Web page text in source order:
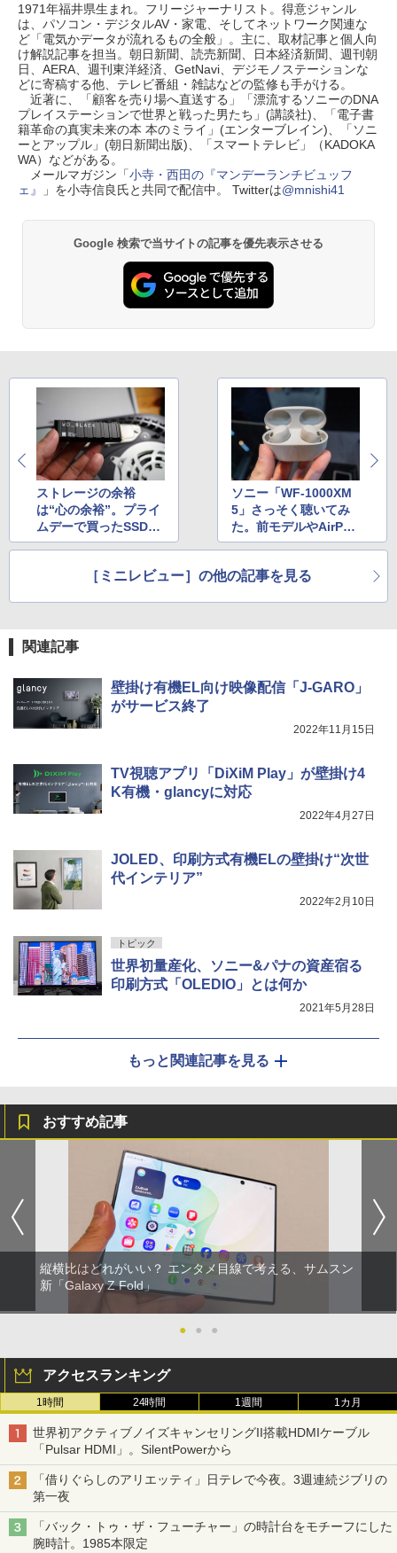
1971年福井県生まれ。フリージャーナリスト。得意ジャンル
は、パソコン・デジタルAV・家電、そしてネットワーク関連な
ど「電気かデータが流れるもの全般」。主に、取材記事と個人向
け解説記事を担当。朝日新聞、読売新聞、日本経済新聞、週刊朝
日、AERA、週刊東洋経済、GetNavi、デジモノステーションな
どに寄稿する他、テレビ番組・雑誌などの監修も手がける。
近著に、「顧客を売り場へ直送する」「漂流するソニーのDNA
プレイステーションで世界と戦った男たち」(講談社)、「電子書
籍革命の真実未来の本 本のミライ」(エンターブレイン)、「ソニ
ーとアップル」(朝日新聞出版)、「スマートテレビ」（KADOKA
WA）などがある。
メールマガジン「小寺・西田の『マンデーランチビュッフ
ェ』
」を小寺信良氏と共同で配信中。 Twitterは@mnishi41
Google 検索で当サイトの記事を優先表示させる
ストレージの余裕
は“心の余裕”。プライ
ムデーで買ったSSDを
PS5に取り付けた
ソニー「WF-1000XM
5」さっそく聴いてみ
た。前モデルやAirPod
s ProとNC対決
［ミニレビュー］の他の記事を見る
関連記事
壁掛け有機EL向け映像配信「J-GARO」
がサービス終了
2022年11月15日
TV視聴アプリ「DiXiM Play」が壁掛け4
K有機・glancyに対応
2022年4月27日
JOLED、印刷方式有機ELの壁掛け“次世
代インテリア”
2022年2月10日
トピック
世界初量産化、ソニー&パナの資産宿る
印刷方式「OLEDIO」とは何か
2021年5月28日
もっと関連記事を見る
おすすめ記事
縦横比はどれがいい？ エンタメ目線で考える、サムスン
新「Galaxy Z Fold」
● ● ●
アクセスランキング
1時間 24時間 1週間 1カ月
世界初アクティブノイズキャンセリングII搭載HDMIケーブル
「Pulsar HDMI」。SilentPowerから
「借りぐらしのアリエッティ」日テレで今夜。3週連続ジブリの
第一夜
「バック・トゥ・ザ・フューチャー」の時計台をモチーフにした
腕時計。1985本限定